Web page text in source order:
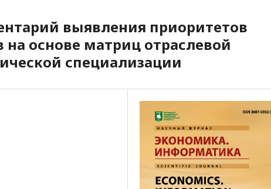
выявления приоритетов
основе матриц отраслевой
специализации